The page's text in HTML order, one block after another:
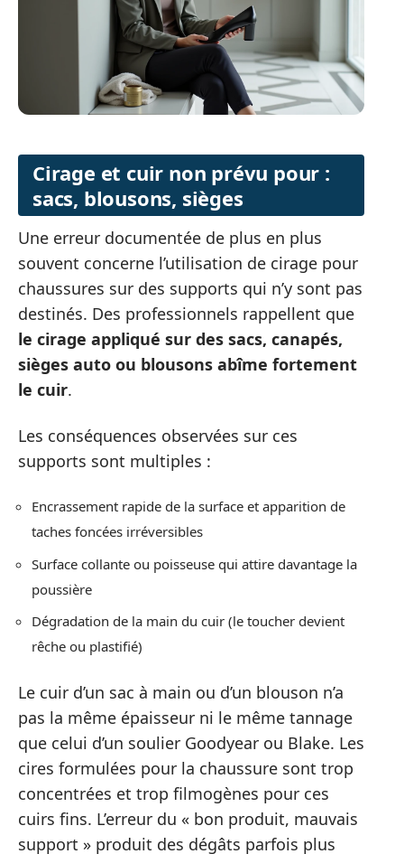
Cirage et cuir non prévu pour :
sacs, blousons, sièges
Une erreur documentée de plus en plus
souvent concerne l’utilisation de cirage pour
chaussures sur des supports qui n’y sont pas
destinés. Des professionnels rappellent que
le cirage appliqué sur des sacs, canapés,
sièges auto ou blousons abîme fortement
le cuir.
Les conséquences observées sur ces
supports sont multiples :
Encrassement rapide de la surface et apparition de
taches foncées irréversibles
Surface collante ou poisseuse qui attire davantage la
poussière
Dégradation de la main du cuir (le toucher devient
rêche ou plastifié)
Le cuir d’un sac à main ou d’un blouson n’a
pas la même épaisseur ni le même tannage
que celui d’un soulier Goodyear ou Blake. Les
cires formulées pour la chaussure sont trop
concentrées et trop filmogènes pour ces
cuirs fins. L’erreur du « bon produit, mauvais
support » produit des dégâts parfois plus